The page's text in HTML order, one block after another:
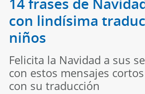
con lindísima
niños
Felicita la Navidad a sus
con estos mensajes
con su traducción